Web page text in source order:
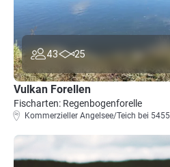
43 25
Vulkan Forellen
Fischarten: Regenbogenforelle
Kommerzieller Angelsee/Teich bei